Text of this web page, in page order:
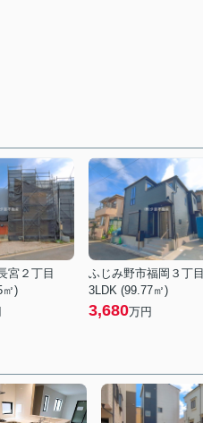
宮２丁目
㎡)
ふじみ野市福岡３丁目
3LDK (99.77㎡)
3,680万円